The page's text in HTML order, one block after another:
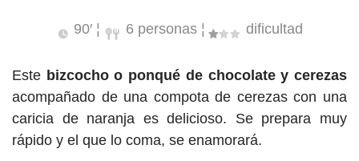
90′ ¦ 6 personas ¦ dificultad
Este bizcocho o ponqué de chocolate y cerezas
acompañado de una compota de cerezas con una
caricia de naranja es delicioso. Se prepara muy
rápido y el que lo coma, se enamorará.